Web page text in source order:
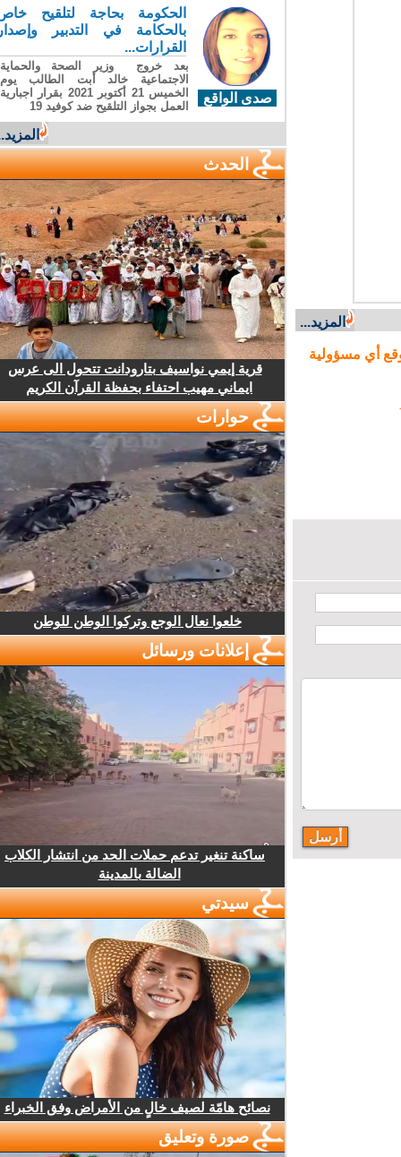
المزيد...
أي مسؤولية
صدى الواقع
الحكومة بحاجة لتلقيح خاص
بالحكامة في التدبير وإصدار
القرارات...
بعد خروج وزير الصحة والحماية
الاجتماعية خالد أبت الطالب يوم
الخميس 21 أكتوبر 2021 بقرار اجبارية
العمل بجواز التلقيح ضد كوفيد 19
المزيد...
الحدث
قرية إيمي نواسيف بتارودانت تتحول الى عرس
ايماني مهيب احتفاء بحفظة القرآن الكريم
حوارات
خلعوا نعال الوجع وتركوا الوطن للوطن
إعلانات ورسائل
ساكنة تنغير تدعم حملات الحد من انتشار الكلاب
الضالة بالمدينة
سيدتي
نصائح هامّة لصيف خالٍ من الأمراض وفق الخبراء
صورة وتعليق